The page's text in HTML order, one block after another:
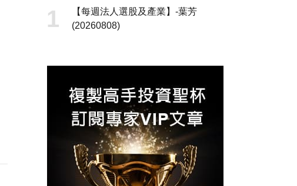
【每週法人選股及產業】-葉芳
(20260808)